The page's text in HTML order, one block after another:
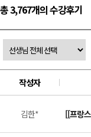
총 3,767개의 수강후기
작성자
김한* [[프랑